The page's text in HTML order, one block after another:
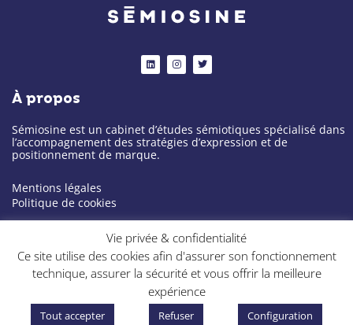
L
i
n
n
I
n
s
a
m
T
w
i
À propos
Sémiosine est un cabinet d’études sémiotiques spécialisé dans
l’accompagnement des stratégies d’expression et de
positionnement de marque.
Mentions légales
Politique de cookies
Notre cabinet
À propos
Expertise
Vie privée & confidentialité
Ce site utilise des cookies afin d'assurer son fonctionnement
technique, assurer la sécurité et vous offrir la meilleure
expérience
Tout accepter Refuser Configuration